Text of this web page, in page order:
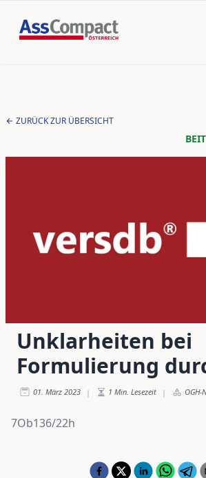
ZURÜCK ZUR ÜBERSICHT
Unklarheiten bei
Formulierung
01. März 2023 | 1 Min. Lesezeit | OGH-
7Ob136/22h